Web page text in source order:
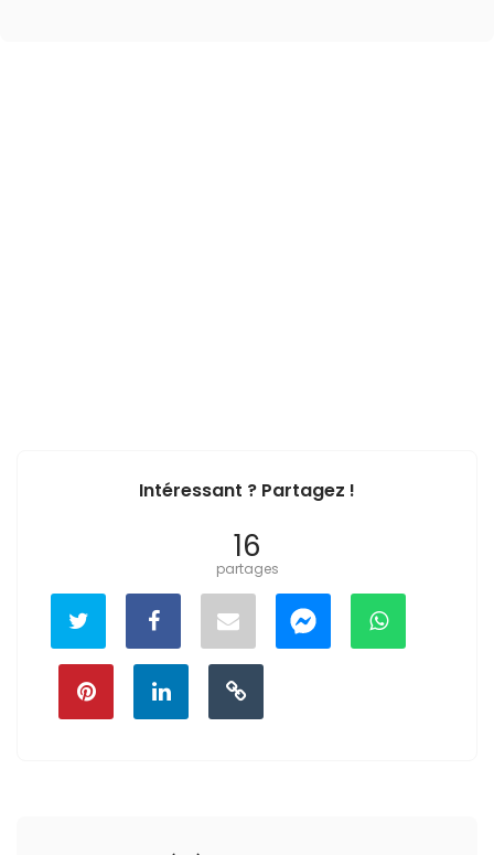
Intéressant ? Partagez !
16
partages